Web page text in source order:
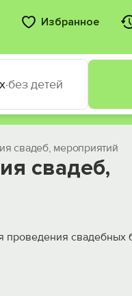
Избранное
·без детей
свадеб, мероприятий
свадеб,
проведения свадебных